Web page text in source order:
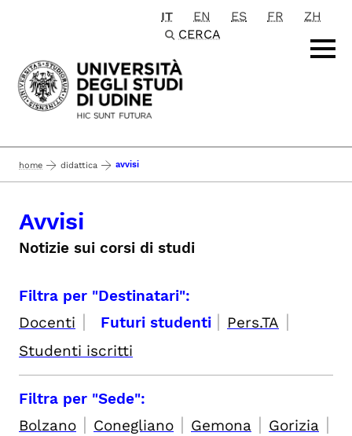
Passa al contenuto principale
IT EN ES FR
ZH
CERCA
home didattica avvisi
Avvisi
Notizie sui corsi di studi
Filtra per "Destinatari":
Docenti | Futuri studenti | Pers.TA |
Studenti iscritti
Filtra per "Sede":
Bolzano | Conegliano | Gemona | Gorizia |